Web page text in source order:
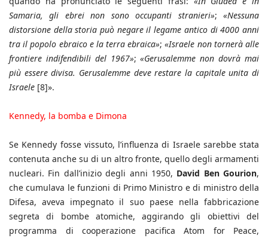
Samaria, gli ebrei non sono occupanti stranieri»;«Nessuna
distorsione della storia può negare il legame antico di 4000 anni
tra il popolo ebraico e la terra ebraica»;«Israele non tornerà alle
frontiere indifendibili del 1967»;«Gerusalemme non dovrà mai
più essere divisa. Gerusalemme deve restare la capitale unita di
Israele [8]».
Kennedy, la bomba e Dimona
Se Kennedy fosse vissuto, l’influenza di Israele sarebbe stata
contenuta anche su di un altro fronte, quello degli armamenti
nucleari. Fin dall’inizio degli anni 1950, David Ben Gourion,
che cumulava le funzioni di Primo Ministro e di ministro della
Difesa, aveva impegnato il suo paese nella fabbricazione
segreta di bombe atomiche, aggirando gli obiettivi del
programma di cooperazione pacifica Atom for Peace,